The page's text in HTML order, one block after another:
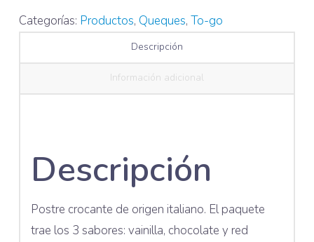
Categorías: Productos, Queques, To-go
Descripción
Información adicional
Descripción
Postre crocante de origen italiano. El paquete
trae los 3 sabores: vainilla, chocolate y red